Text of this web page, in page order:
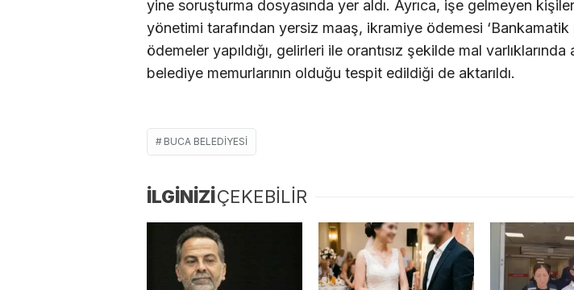
yine soruşturma dosyasında yer aldı. Ayrıca, işe gelmeyen
yönetimi tarafından yersiz maaş, ikramiye ödemesi ‘Bankamatik
ödemeler yapıldığı, gelirleri ile orantısız şekilde mal varlıklarında
belediye memurlarının olduğu tespit edildiği de aktarıldı.
BUCA BELEDIYESI
İLGİNİZİÇEKEBİLİR